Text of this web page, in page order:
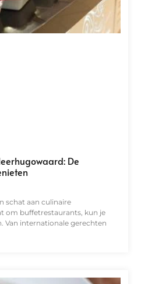
De
schat aan culinaire
om buffetrestaurants, kun je
Van internationale gerechten